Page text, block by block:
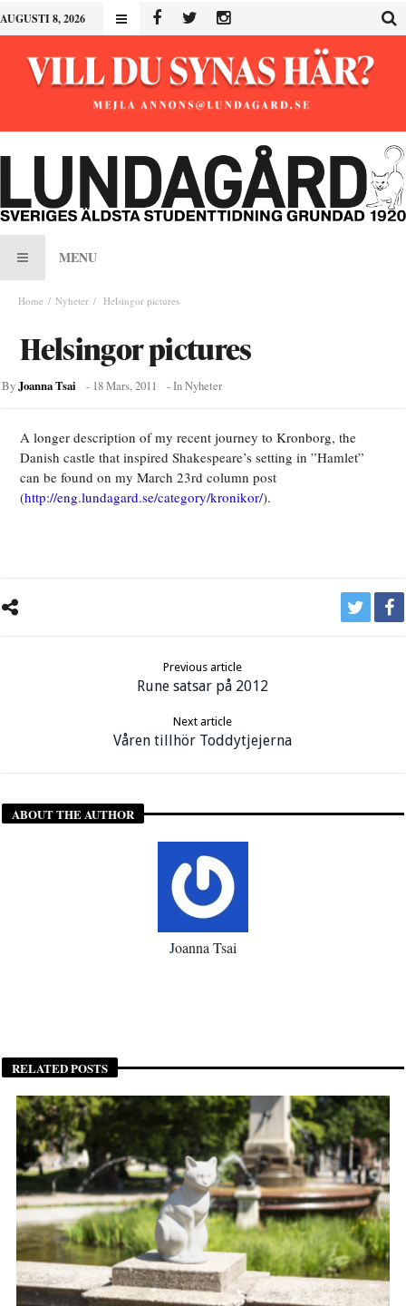
AUGUSTI 8, 2026
MENU
Home Nyheter Helsingor pictures
Helsingor pictures
ByJoanna Tsai - 18 Mars, 2011 - InNyheter
A longer description of my recent journey to Kronborg, the
Danish castle that inspired Shakespeare’s setting in ”Hamlet”
can be found on my March 23rd column post
(http://eng.lundagard.se/category/kronikor/).
Previous article
Rune satsar på 2012
Next article
Våren tillhör Toddytjejerna
ABOUT THE AUTHOR
Joanna Tsai
RELATED POSTS